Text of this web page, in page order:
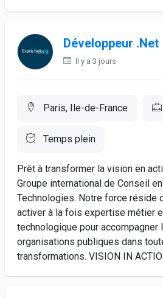
Développeur .Net
Il y a 3 jours
Paris, Ile-de-France
Temps plein
Prêt à transformer la vision en
Groupe international de Conseil
Technologies. Notre force réside
activer à la fois expertise métier
technologique pour
organisations publiques dans
transformations. VISION IN